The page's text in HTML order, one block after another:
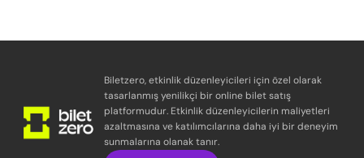
Biletzero, etkinlik düzenleyicileri için özel olarak
tasarlanmış yenilikçi bir online bilet satış
platformudur. Etkinlik düzenleyicilerin maliyetleri
azaltmasına ve katılımcılarına daha iyi bir deneyim
sunmalarına olanak tanır.